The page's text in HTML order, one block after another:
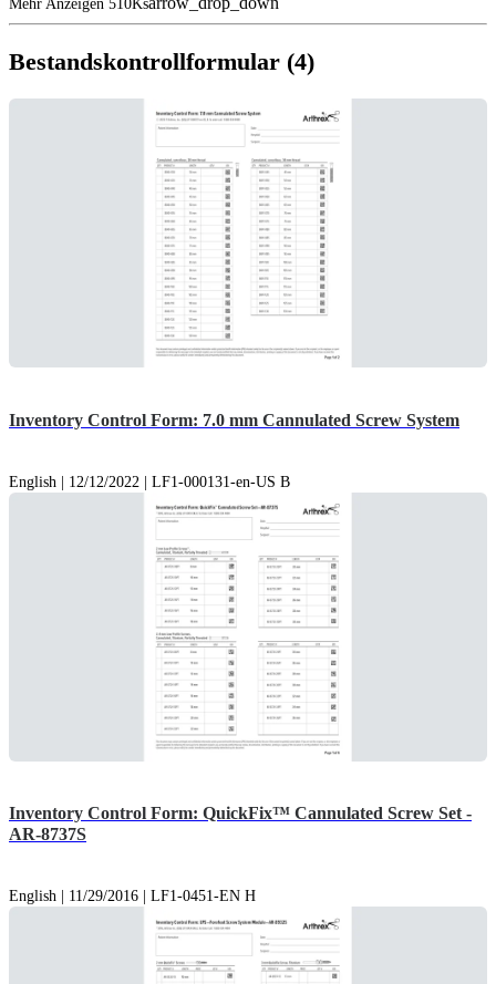
Mehr Anzeigen 510Ks
Bestandskontrollformular (4)
Inventory Control Form: 7.0 mm Cannulated Screw System
English | 12/12/2022 | LF1-000131-en-US B
Inventory Control Form: QuickFix™ Cannulated Screw Set -
AR-8737S
English | 11/29/2016 | LF1-0451-EN H